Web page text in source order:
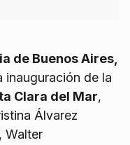
de Buenos Aires,
inauguración de la
Clara del Mar,
Álvarez
Walter